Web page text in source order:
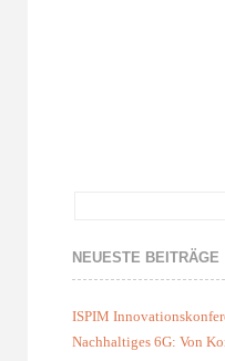
NEUESTE BEITRÄGE
ISPIM
Nachhaltiges 6G: Von